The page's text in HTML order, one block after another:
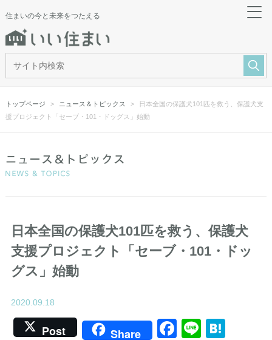
住まいの今と未来をつたえる
トップページ ニュース＆トピックス
日本全国の保護犬101匹を救う、保護犬支
援プロジェクト「セーブ・101・ドッグス」始動
日本全国の保護犬101匹を救う、保護犬
支援プロジェクト「セーブ・101・ドッ
グス」始動
2020.09.18
Post Share Facebook
Line